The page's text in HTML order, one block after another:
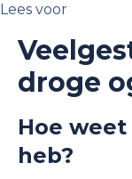
Lees voor
droge
Hoe
heb?